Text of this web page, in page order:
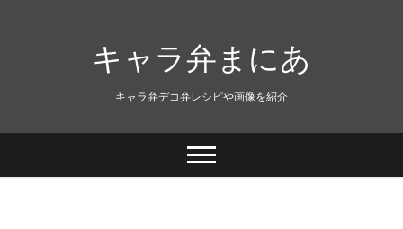
キャラ弁まにあ
キャラ弁デコ弁レシピや画像を紹介